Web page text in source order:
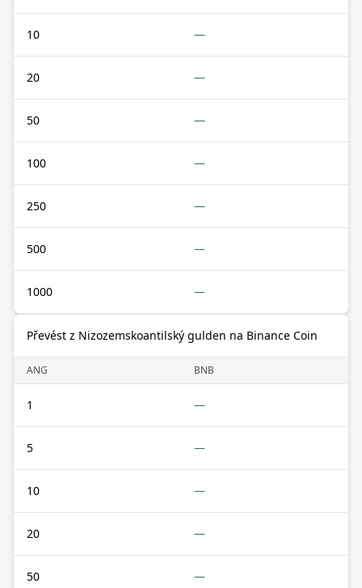
10 —
20 —
50 —
100 —
250 —
500 —
1000 —
Převést z Nizozemskoantilský gulden na Binance Coin
ANG BNB
1 —
5 —
10 —
20 —
50 —